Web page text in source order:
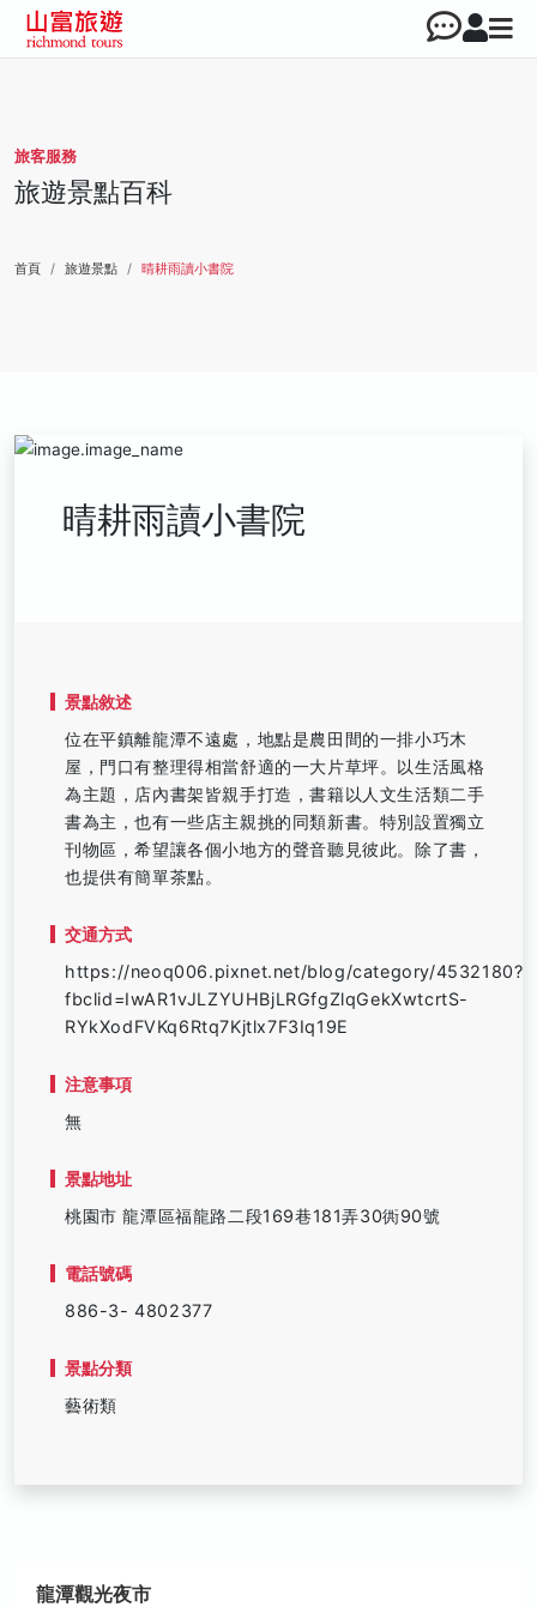
旅客服務
旅遊景點百科
首頁 旅遊景點 晴耕雨讀小書院
晴耕雨讀小書院
景點敘述
位在平鎮離龍潭不遠處，地點是農田間的一排小巧木
屋，門口有整理得相當舒適的一大片草坪。以生活風格
為主題，店內書架皆親手打造，書籍以人文生活類二手
書為主，也有一些店主親挑的同類新書。特別設置獨立
刊物區，希望讓各個小地方的聲音聽見彼此。除了書，
也提供有簡單茶點。
交通方式
https://neoq006.pixnet.net/blog/category/4532180?
fbclid=IwAR1vJLZYUHBjLRGfgZlqGekXwtcrtS-
RYkXodFVKq6Rtq7Kjtlx7F3Iq19E
注意事項
無
景點地址
桃園市 龍潭區福龍路二段169巷181弄30衖90號
電話號碼
886-3- 4802377
景點分類
藝術類
龍潭觀光夜市